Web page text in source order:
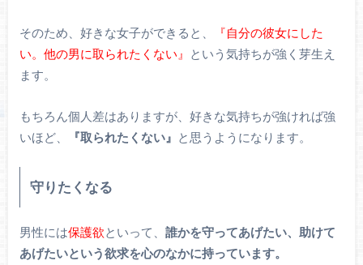
そのため、好きな女子ができると、
『自分の彼女にした
い。他の男に取られたくない』
という気持ちが強く芽生え
ます。
もちろん個人差はありますが、好きな気持ちが強ければ強
いほど、
『取られたくない』 と思うようになります。
守りたくなる
男性には保護欲といって、 誰かを守ってあげたい、助けて
あげたいという欲求を心のなかに持っています。